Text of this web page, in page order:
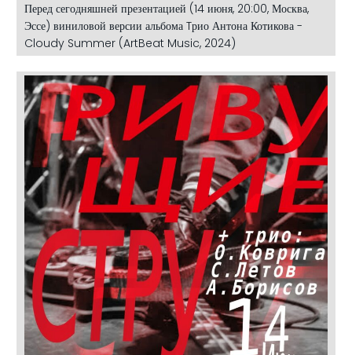
Перед сегодняшней презентацией (14 июня, 20:00, Москва,
Эссе) виниловой версии альбома Tрио Антона Котикова -
Cloudy Summer (ArtBeat Music, 2024)